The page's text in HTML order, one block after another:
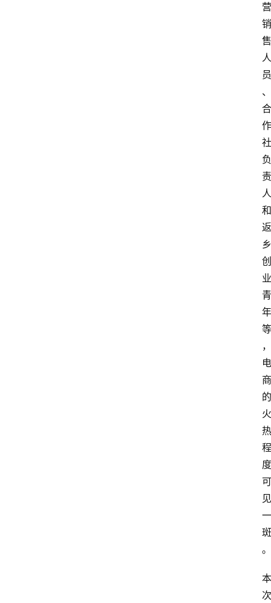
营
销
售
人
员
、
合
作
社
负
责
人
和
返
乡
创
业
青
年
等
，
电
商
的
火
热
程
度
可
见
一
斑
。
本
次